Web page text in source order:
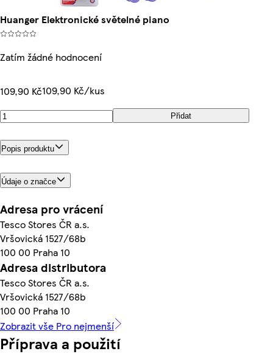
Huanger Elektronické světelné piano
Zatím žádné hodnocení
109,90 Kč109,90 Kč/kus
Přidat
Popis produktu
Údaje o značce
Adresa pro vrácení
Tesco Stores ČR a.s.
Vršovická 1527/68b
100 00 Praha 10
Adresa distributora
Tesco Stores ČR a.s.
Vršovická 1527/68b
100 00 Praha 10
Zobrazit vše Pro nejmenší
Příprava a použití